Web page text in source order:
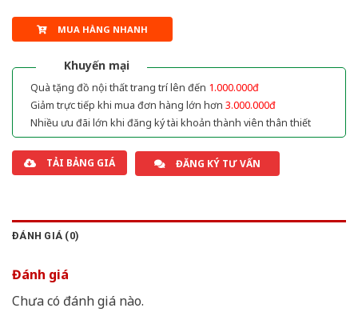
MUA HÀNG NHANH
Khuyến mại
Quà tặng đồ nội thất trang trí lên đến 1.000.000đ
Giảm trực tiếp khi mua đơn hàng lớn hơn 3.000.000đ
Nhiều ưu đãi lớn khi đăng ký tài khoản thành viên thân thiết
TẢI BẢNG GIÁ ĐĂNG KÝ TƯ VẤN
ĐÁNH GIÁ (0)
Đánh giá
Chưa có đánh giá nào.